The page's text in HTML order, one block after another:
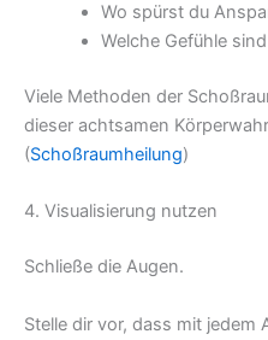
Wo spürst du
Welche Gefühle
Viele Methoden der
dieser achtsamen
(Schoßraumheilung)
4. Visualisierung nutzen
Schließe die Augen.
Stelle dir vor, dass mit jedem